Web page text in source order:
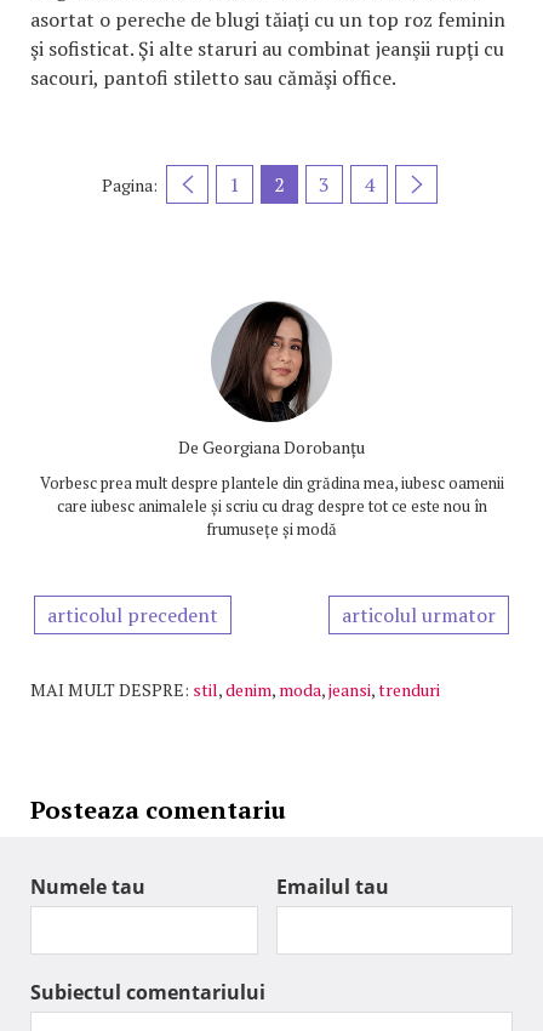
asortat o pereche de blugi tăiaţi cu un top roz feminin
şi sofisticat. Şi alte staruri au combinat jeanşii rupţi cu
sacouri, pantofi stiletto sau cămăşi office.
Pagina: 1 2 3 4
De Georgiana Dorobanțu
Vorbesc prea mult despre plantele din grădina mea, iubesc oamenii
care iubesc animalele și scriu cu drag despre tot ce este nou în
frumusețe și modă
articolul precedent articolul urmator
MAI MULT DESPRE: stil,denim, moda,jeansi,trenduri
Posteaza comentariu
Numele tau Emailul tau
Subiectul comentariului